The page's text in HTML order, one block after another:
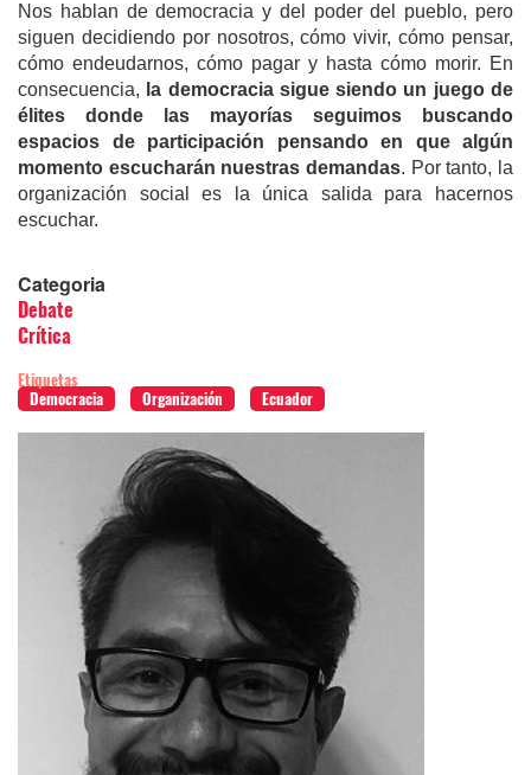
Nos hablan de democracia y del poder del pueblo, pero
siguen decidiendo por nosotros, cómo vivir, cómo pensar,
cómo endeudarnos, cómo pagar y hasta cómo morir. En
consecuencia, la democracia sigue siendo un juego de
élites donde las mayorías seguimos buscando
espacios de participación pensando en que algún
momento escucharán nuestras demandas. Por tanto, la
organización social es la única salida para hacernos
escuchar.
Categoria
Debate
Crítica
Etiquetas
Democracia
Organización Ecuador